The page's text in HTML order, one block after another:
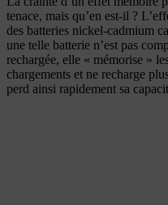
tenace, mais qu’en est-il ?
des batteries nickel-cadmium
une telle batterie n’est pas
rechargée, elle « mémorise »
chargements et ne recharge
perd ainsi rapidement sa